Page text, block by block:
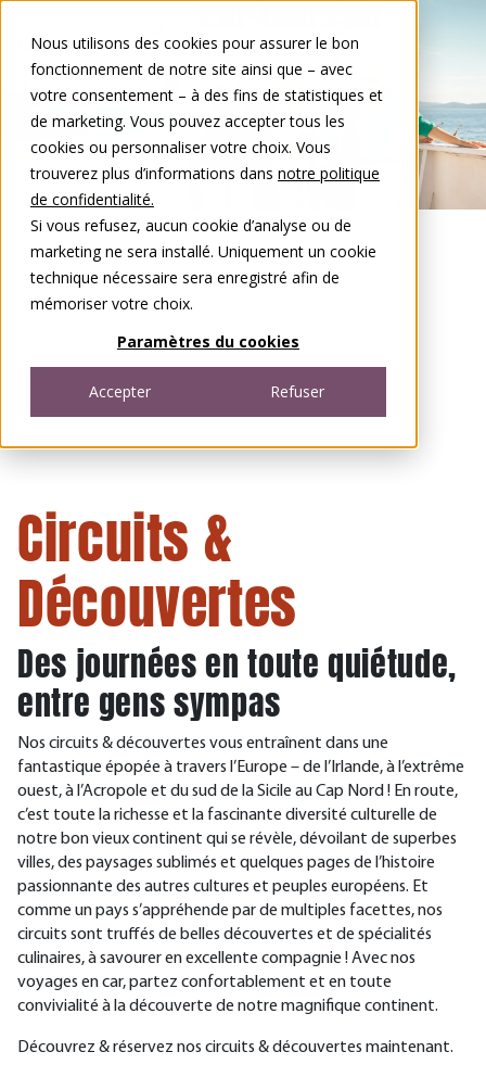
Nous utilisons des cookies pour assurer le bon
fonctionnement de notre site ainsi que – avec
votre consentement – à des fins de statistiques et
de marketing. Vous pouvez accepter tous les
cookies ou personnaliser votre choix. Vous
trouverez plus d’informations dans notre politique
de confidentialité.
Si vous refusez, aucun cookie d’analyse ou de
marketing ne sera installé. Uniquement un cookie
technique nécessaire sera enregistré afin de
mémoriser votre choix.
Paramètres du cookies
Accepter Refuser
DEFR
Open menu
Circuits &
Découvertes
Des journées en toute quiétude,
entre gens sympas
Nos circuits & découvertes vous entraînent dans une
fantastique épopée à travers l’Europe – de l’Irlande, à l’extrême
ouest, à l’Acropole et du sud de la Sicile au Cap Nord ! En route,
c’est toute la richesse et la fascinante diversité culturelle de
notre bon vieux continent qui se révèle, dévoilant de superbes
villes, des paysages sublimés et quelques pages de l’histoire
passionnante des autres cultures et peuples européens. Et
comme un pays s’appréhende par de multiples facettes, nos
circuits sont truffés de belles découvertes et de spécialités
culinaires, à savourer en excellente compagnie ! Avec nos
voyages en car, partez confortablement et en toute
convivialité à la découverte de notre magnifique continent.
Découvrez & réservez nos circuits & découvertes maintenant.